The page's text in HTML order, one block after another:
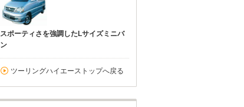
スポーティさを強調したLサイズミニバ
ン
ツーリングハイエーストップへ戻る